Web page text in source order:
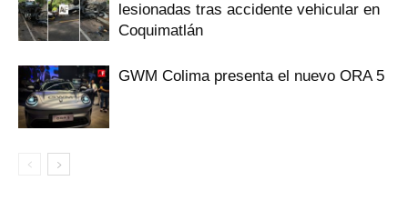
lesionadas tras accidente vehicular en
Coquimatlán
GWM Colima presenta el nuevo ORA 5